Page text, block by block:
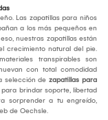
Las zapatillas para niños
a los más pequeños en
nuestras zapatillas están
crecimiento natural del pie.
transpirables son
con total comodidad
selección de zapatillas para
brindar soporte, libertad
sorprender a tu engreído,
de Oechsle.